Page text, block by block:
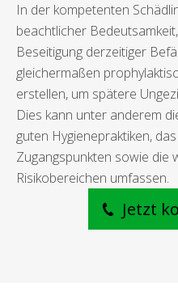
In der kompetenten
beachtlicher
Beseitigung derzeitiger
gleichermaßen
erstellen, um spätere
Dies kann unter anderem
guten Hygienepraktiken,
Zugangspunkten sowie die
Risikobereichen umfassen.
Jetzt